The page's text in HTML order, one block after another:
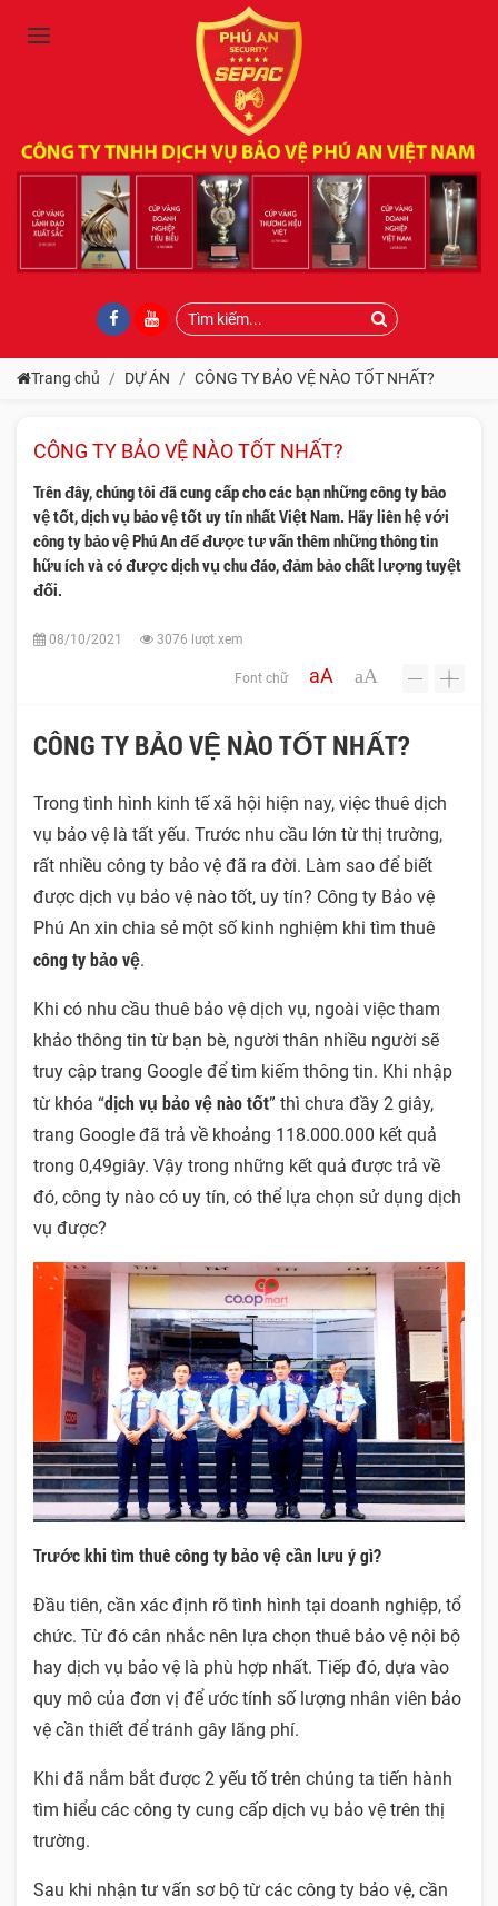
Trang chủ DỰ ÁN CÔNG TY BẢO VỆ NÀO TỐT NHẤT?
CÔNG TY BẢO VỆ NÀO TỐT NHẤT?
Trên đây, chúng tôi đã cung cấp cho các bạn những công ty bảo
vệ tốt, dịch vụ bảo vệ tốt uy tín nhất Việt Nam. Hãy liên hệ với
công ty bảo vệ Phú An để được tư vấn thêm những thông tin
hữu ích và có được dịch vụ chu đáo, đảm bảo chất lượng tuyệt
đối.
08/10/2021 3076 lượt xem
Font chữ aA aA - +
CÔNG TY BẢO VỆ NÀO TỐT NHẤT?
Trong tình hình kinh tế xã hội hiện nay, việc thuê dịch
vụ bảo vệ là tất yếu. Trước nhu cầu lớn từ thị trường,
rất nhiều công ty bảo vệ đã ra đời. Làm sao để biết
được dịch vụ bảo vệ nào tốt, uy tín? Công ty Bảo vệ
Phú An xin chia sẻ một số kinh nghiệm khi tìm thuê
công ty bảo vệ.
Khi có nhu cầu thuê bảo vệ dịch vụ, ngoài việc tham
khảo thông tin từ bạn bè, người thân nhiều người sẽ
truy cập trang Google để tìm kiếm thông tin. Khi nhập
từ khóa “dịch vụ bảo vệ nào tốt” thì chưa đầy 2 giây,
trang Google đã trả về khoảng 118.000.000 kết quả
trong 0,49giây. Vậy trong những kết quả được trả về
đó, công ty nào có uy tín, có thể lựa chọn sử dụng dịch
vụ được?
Trước khi tìm thuê công ty bảo vệ cần lưu ý gì?
Đầu tiên, cần xác định rõ tình hình tại doanh nghiệp, tổ
chức. Từ đó cân nhắc nên lựa chọn thuê bảo vệ nội bộ
hay dịch vụ bảo vệ là phù hợp nhất. Tiếp đó, dựa vào
quy mô của đơn vị để ước tính số lượng nhân viên bảo
vệ cần thiết để tránh gây lãng phí.
Khi đã nắm bắt được 2 yếu tố trên chúng ta tiến hành
tìm hiểu các công ty cung cấp dịch vụ bảo vệ trên thị
trường.
Sau khi nhận tư vấn sơ bộ từ các công ty bảo vệ, cần